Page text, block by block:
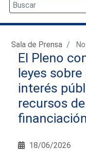
Sala de Prensa
El Pleno
leyes
interés
recursos
18/06/2026